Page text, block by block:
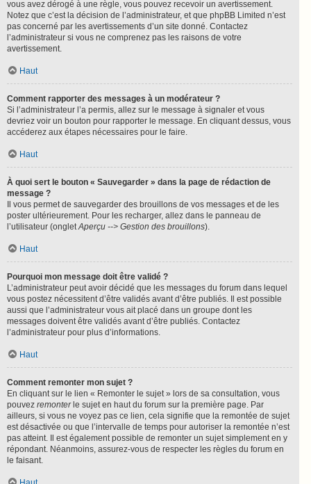
vous avez dérogé à une règle, vous pouvez recevoir un avertissement.
Notez que c’est la décision de l’administrateur, et que phpBB Limited n’est
pas concerné par les avertissements d’un site donné. Contactez
l’administrateur si vous ne comprenez pas les raisons de votre
avertissement.
Haut
Comment rapporter des messages à un modérateur ?
Si l’administrateur l’a permis, allez sur le message à signaler et vous
devriez voir un bouton pour rapporter le message. En cliquant dessus, vous
accéderez aux étapes nécessaires pour le faire.
Haut
À quoi sert le bouton « Sauvegarder » dans la page de rédaction de
message ?
Il vous permet de sauvegarder des brouillons de vos messages et de les
poster ultérieurement. Pour les recharger, allez dans le panneau de
l’utilisateur (ongletAperçu --> Gestion des brouillons).
Haut
Pourquoi mon message doit être validé ?
L’administrateur peut avoir décidé que les messages du forum dans lequel
vous postez nécessitent d’être validés avant d’être publiés. Il est possible
aussi que l’administrateur vous ait placé dans un groupe dont les
messages doivent être validés avant d’être publiés. Contactez
l’administrateur pour plus d’informations.
Haut
Comment remonter mon sujet ?
En cliquant sur le lien « Remonter le sujet » lors de sa consultation, vous
pouvez remonterle sujet en haut du forum sur la première page. Par
ailleurs, si vous ne voyez pas ce lien, cela signifie que la remontée de sujet
est désactivée ou que l’intervalle de temps pour autoriser la remontée n’est
pas atteint. Il est également possible de remonter un sujet simplement en y
répondant. Néanmoins, assurez-vous de respecter les règles du forum en
le faisant.